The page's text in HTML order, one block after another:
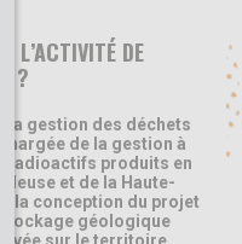
L’ACTIVITÉ DE
?
la gestion des déchets
de la gestion à
radioactifs produits en
et de la Haute-
la conception du projet
géologique